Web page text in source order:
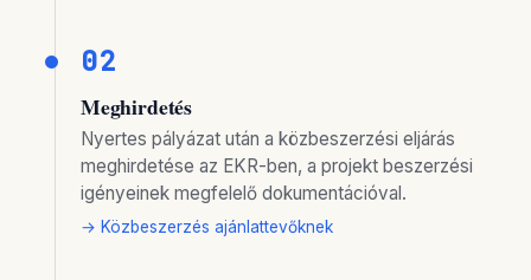
02
Meghirdetés
Nyertes pályázat után a közbeszerzési eljárás
meghirdetése az EKR-ben, a projekt beszerzési
igényeinek megfelelő dokumentációval.
→ Közbeszerzés ajánlattevőknek